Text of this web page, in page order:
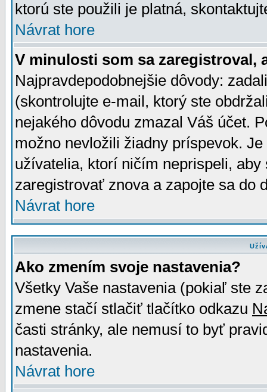
ktorú ste použili je platná,
Návrat hore
V minulosti som sa zaregistroval,
Najpravdepodobnejšie dôvody:
(skontrolujte e-mail, ktorý ste
nejakého dôvodu zmazal Váš účet.
možno nevložili žiadny príspevok.
užívatelia, ktorí ničím neprispeli,
zaregistrovať znova a zapojte sa do
Návrat hore
Ako zmením svoje nastavenia?
Všetky Vaše nastavenia (pokiaľ ste
zmene stačí stlačiť tlačítko odkazu
časti stránky, ale nemusí to byť
nastavenia.
Návrat hore